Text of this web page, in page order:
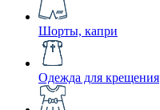
Шорты, капри
Одежда для крещения